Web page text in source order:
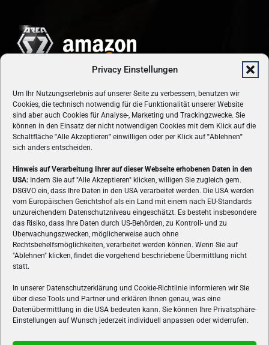
Privacy Einstellungen
Um Ihr Nutzungserlebnis auf unserer Seite zu verbessern, benutzen wir
Cookies, die technisch notwendig für die Funktionalität unserer Website
sind aber auch Cookies für Analyse-, Marketing und Trackingzwecke. Sie
können in den Einsatz der nicht notwendigen Cookies mit dem Klick auf die
Schaltfläche "Alle Akzeptieren" einwilligen oder per Klick auf"Ablehnen"
sich anders entscheiden.
Hinweis auf Verarbeitung Ihrer auf dieser Webseite erhobenen Daten in den
USA: Indem Sie auf "Alle Akzeptieren" klicken, willigen Sie zugleich gem.
DSGVO ein, dass Ihre Daten in den USA verarbeitet werden. Die USA werden
vom Europäischen Gerichtshof als ein Land mit einem nach EU-Standards
unzureichendem Datenschutzniveau eingeschätzt. Es besteht insbesondere
das Risiko, dass Ihre Daten durch US-Behörden, zu Kontroll- und zu
Überwachungszwecken, möglicherweise auch ohne
Rechtsbehelfsmöglichkeiten, verarbeitet werden können. Wenn Sie auf
"Ablehnen" klicken, findet die vorgehend beschriebene Übermittlung nicht
statt.
In unserer Datenschutzerklärung und Cookie-Richtlinie informieren wir Sie
über diese Tools und Partner und erklären Ihnen genau, was eine
Datenübermittlung in die USA bedeuten kann. Sie können Ihre Privatsphäre-
Einstellungen auf Wunsch jederzeit individuell anpassen oder widerrufen.
ÜBER UNS
VON GAMERN, FÜR GAMER! Gamers.at ist das älteste Online-
Spielemagazin Österreichs und bringt täglich aktuelle News,
Reviews und Videos zu PC- und Konsolenspielen, Gaming-
Hardware und aus der Welt des e-Sport's.
FOLGE UNS